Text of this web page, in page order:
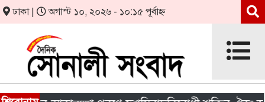
ঢাকা | অগাস্ট ১০, ২০২৬ - ১০:১৫ পূর্বাহ্ন